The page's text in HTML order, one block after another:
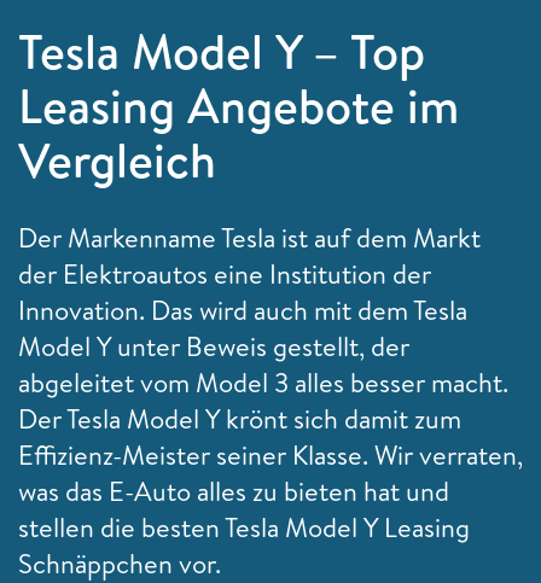
Tesla Model Y – Top
Leasing Angebote im
Vergleich
Der Markenname Tesla ist auf dem Markt
der Elektroautos eine Institution der
Innovation. Das wird auch mit dem Tesla
Model Y unter Beweis gestellt, der
abgeleitet vom Model 3 alles besser macht.
Der Tesla Model Y krönt sich damit zum
Effizienz-Meister seiner Klasse. Wir verraten,
was das E-Auto alles zu bieten hat und
stellen die besten Tesla Model Y Leasing
Schnäppchen vor.